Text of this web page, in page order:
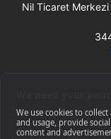
Nil Ticaret Merkezi